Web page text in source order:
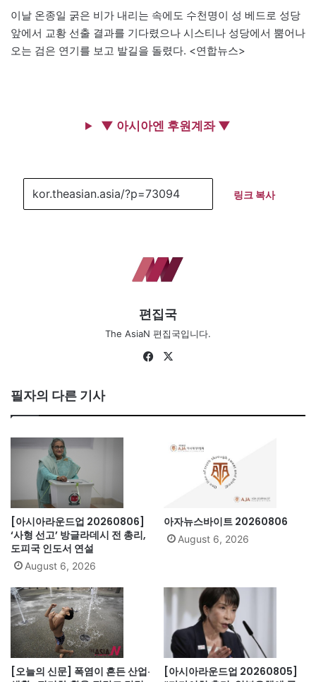
이날 온종일 굵은 비가 내리는 속에도 수천명이 성 베드로 성당
앞에서 교황 선출 결과를 기다렸으나 시스티나 성당에서 뿜어나
오는 검은 연기를 보고 발길을 돌렸다. <연합뉴스>
▼ 아시아엔 후원계좌 ▼
링크 복사
편집국
The AsiaN 편집국입니다.
Fa
필자의 다른 기사
[아시아라운드업 20260806]
‘사형 선고’ 방글라데시 전 총리,
도피국 인도서 연설
August 6, 2026
아자뉴스바이트 20260806
August 6, 2026
[오늘의 신문] 폭염이 흔든 산업·
[아시아라운드업 20260805]